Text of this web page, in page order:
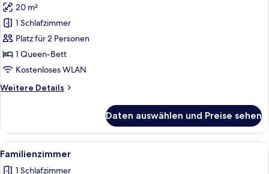
für
Doppelzimmer
(Large)
anzeigen
20 m²
1 Schlafzimmer
Platz für 2 Personen
1 Queen-Bett
Kostenloses WLAN
Weitere Details
Weitere
(Large)
Daten auswählen und Preise sehen
Alle
Fotos
Ein modernes Hotelzimmer mit
5
Familienzimmer
1 Schlafzimmer